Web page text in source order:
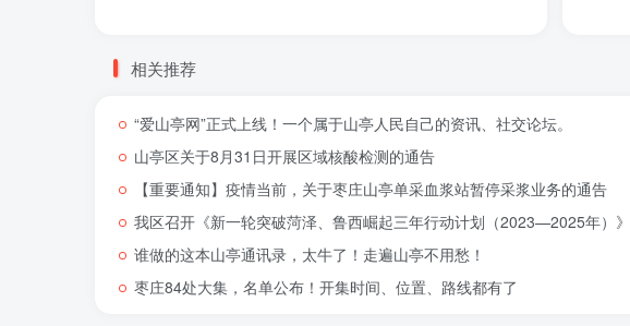
相关推荐
“爱山亭网”正式上线！一个属于山亭人民自己的资讯、社交论坛。
山亭区关于8月31日开展区域核酸检测的通告
【重要通知】疫情当前，关于枣庄山亭单采血浆站暂停采浆业务的通告
我区召开《新一轮突破菏泽、鲁西崛起三年行动计划（2023—2025年）
谁做的这本山亭通讯录，太牛了！走遍山亭不用愁！
枣庄84处大集，名单公布！开集时间、位置、路线都有了